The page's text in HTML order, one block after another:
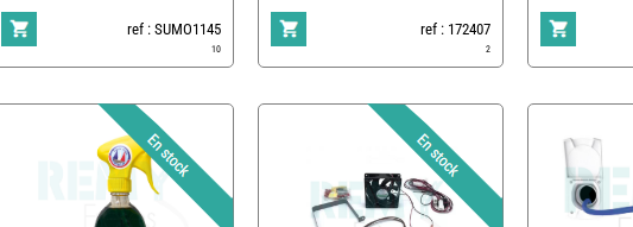
ref : SUMO1145
10
ref : 172407
2